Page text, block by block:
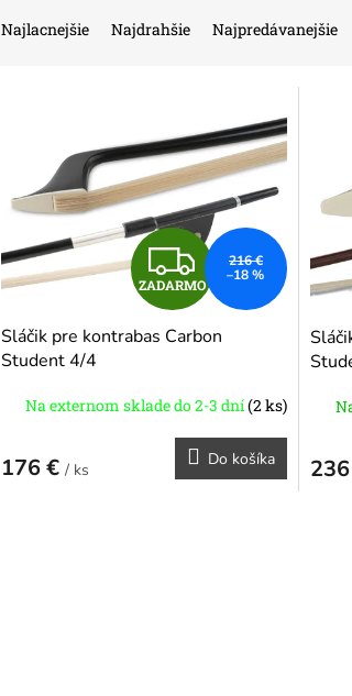
Najlacnejšie Najdrahšie Najpredávanejšie
d
Z
A
D
A
R
M
ZADARMO
216 €
–18 %
Sláčik pre kontrabas Carbon
Student 4/4
Na externom sklade do 2-3 dní(2 ks)
176 € / ks
Do košíka